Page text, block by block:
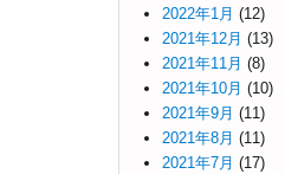
2022年1月 (12)
2021年12月 (13)
2021年11月 (8)
2021年10月 (10)
2021年9月 (11)
2021年8月 (11)
2021年7月 (17)